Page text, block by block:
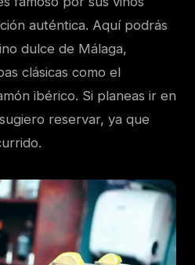
auténtica. Aquí podrás
dulce de Málaga,
clásicas como el
ibérico. Si planeas ir en
reservar, ya que